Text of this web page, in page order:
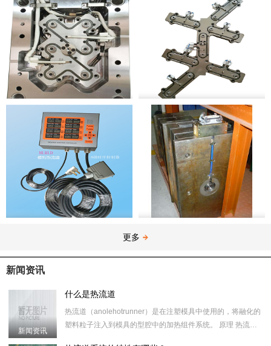
一出6针点式热流道 一出14热流板
更多
新闻资讯
新闻资讯
什么是热流道
热流道（anolehotrunner）是在注塑模具中使用的，将融化的
塑料粒子注入到模具的型腔中的加热组件系统。 原理 热流道